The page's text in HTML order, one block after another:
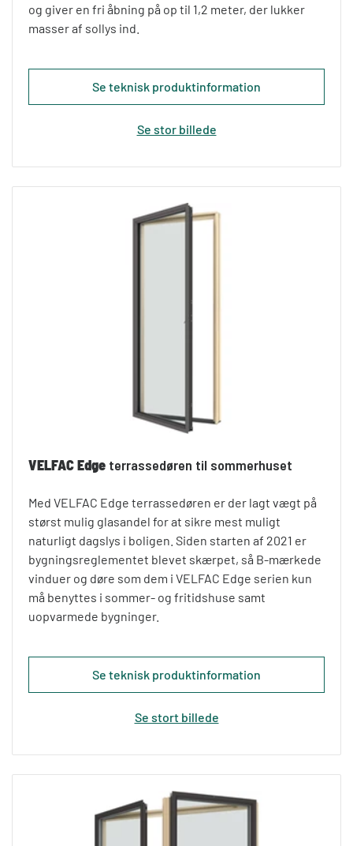
og giver en fri åbning på op til 1,2 meter, der lukker
masser af sollys ind.
Se teknisk produktinformation
Se stor billede
VELFAC Edge terrassedøren til sommerhuset
Med VELFAC Edge terrassedøren er der lagt vægt på
størst mulig glasandel for at sikre mest muligt
naturligt dagslys i boligen. Siden starten af 2021 er
bygningsreglementet blevet skærpet, så B-mærkede
vinduer og døre som dem i VELFAC Edge serien kun
må benyttes i sommer- og fritidshuse samt
uopvarmede bygninger.
Se teknisk produktinformation
Se stort billede